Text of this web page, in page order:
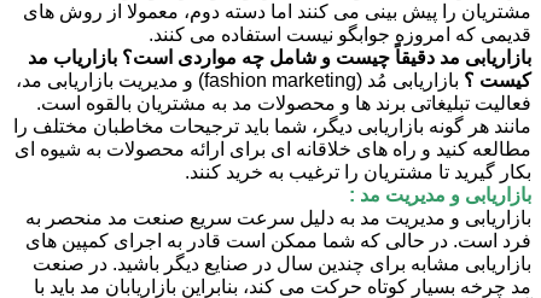
مشتریان را پیش بینی می کنند اما دسته دوم، معمولا از روش های
قدیمی که امروزه جوابگو نیست استفاده می کنند.
بازاریابی مد دقیقاً چیست و شامل چه مواردی است؟ بازاریاب مد
کیست ؟
بازاریابی مُد (fashion marketing) و مدیریت بازاریابی مد،
فعالیت تبلیغاتی برند ها و محصولات مد به مشتریان بالقوه است.
مانند هر گونه بازاریابی دیگر، شما باید ترجیحات مخاطبان مختلف را
مطالعه کنید و راه های خلاقانه ای برای ارائه محصولات به شیوه ای
بکار گیرید تا مشتریان را ترغیب به خرید کنند.
بازاریابی و مدیریت مد :
بازاریابی و مدیریت مد به دلیل سرعت سریع صنعت مد منحصر به
فرد است. در حالی که شما ممکن است قادر به اجرای کمپین های
بازاریابی مشابه برای چندین سال در صنایع دیگر باشید. در صنعت
مد چرخه بسیار کوتاه حرکت می کند، بنابراین بازاریابان مد باید با